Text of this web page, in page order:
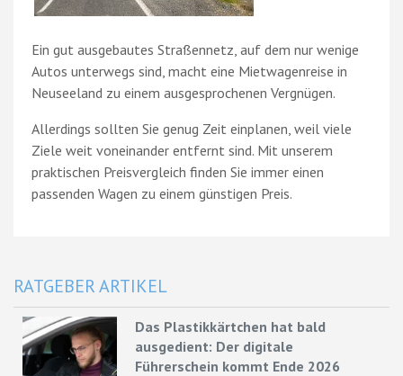
Ein gut ausgebautes Straßennetz, auf dem nur wenige
Autos unterwegs sind, macht eine Mietwagenreise in
Neuseeland zu einem ausgesprochenen Vergnügen.
Allerdings sollten Sie genug Zeit einplanen, weil viele
Ziele weit voneinander entfernt sind. Mit unserem
praktischen Preisvergleich finden Sie immer einen
passenden Wagen zu einem günstigen Preis.
RATGEBER ARTIKEL
Das Plastikkärtchen hat bald
ausgedient: Der digitale
Führerschein kommt Ende 2026